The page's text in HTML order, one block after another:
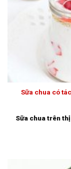
Sữa chua có
Sữa chua trên